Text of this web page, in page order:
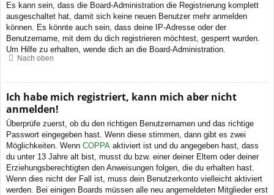
Es kann sein, dass die Board-Administration die Registrierung komplett
ausgeschaltet hat, damit sich keine neuen Benutzer mehr anmelden
können. Es könnte auch sein, dass deine IP-Adresse oder der
Benutzername, mit dem du dich registrieren möchtest, gesperrt wurden.
Um Hilfe zu erhalten, wende dich an die Board-Administration.
Nach oben
Ich habe mich registriert, kann mich aber nicht
anmelden!
Überprüfe zuerst, ob du den richtigen Benutzernamen und das richtige
Passwort eingegeben hast. Wenn diese stimmen, dann gibt es zwei
Möglichkeiten. Wenn COPPA aktiviert ist und du angegeben hast, dass
du unter 13 Jahre alt bist, musst du bzw. einer deiner Eltern oder deiner
Erziehungsberechtigten den Anweisungen folgen, die du erhalten hast.
Wenn dies nicht der Fall ist, muss dein Benutzerkonto vielleicht aktiviert
werden. Bei einigen Boards müssen alle neu angemeldeten Mitglieder erst